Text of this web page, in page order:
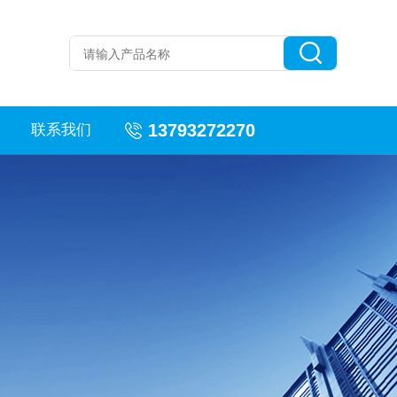
联系我们 13793272270